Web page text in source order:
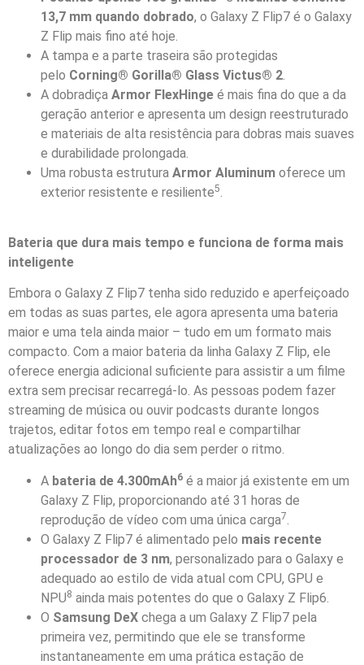
13,7 mm quando dobrado, o Galaxy Z Flip7 é o Galaxy
Z Flip mais fino até hoje.
A tampa e a parte traseira são protegidas
pelo Corning® Gorilla® Glass Victus® 2
A dobradiça Armor FlexHinge é mais fina do que a da
geração anterior e apresenta um design reestruturado
e materiais de alta resistência para dobras mais suaves
e durabilidade prolongada.
Uma robusta estrutura Armor Aluminum oferece um
exterior resistente e resiliente5
Bateria que dura mais tempo e funciona de forma mais
inteligente
Embora o Galaxy Z Flip7 tenha sido reduzido e aperfeiçoado
em todas as suas partes, ele agora apresenta uma bateria
maior e uma tela ainda maior – tudo em um formato mais
compacto. Com a maior bateria da linha Galaxy Z Flip, ele
oferece energia adicional suficiente para assistir a um filme
extra sem precisar recarregá-lo. As pessoas podem fazer
streaming de música ou ouvir podcasts durante longos
trajetos, editar fotos em tempo real e compartilhar
atualizações ao longo do dia sem perder o ritmo.
A bateria de 4.300mAh6 é a maior já existente em um
Galaxy Z Flip, proporcionando até 31 horas de
reprodução de vídeo com uma única carga7.
O Galaxy Z Flip7 é alimentado pelo mais recente
processador de 3 nm, personalizado para o Galaxy e
adequado ao estilo de vida atual com CPU, GPU e
NPU8 ainda mais potentes do que o Galaxy Z Flip6.
O Samsung DeX chega a um Galaxy Z Flip7 pela
primeira vez, permitindo que ele se transforme
instantaneamente em uma prática estação de